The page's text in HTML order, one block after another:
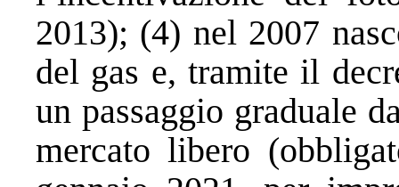
2013); (4) nel 2007
del gas e, tramite il
un passaggio graduale
mercato libero